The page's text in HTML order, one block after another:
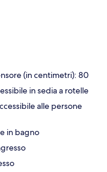
(in centimetri): 80
in sedia a rotelle
alle persone
in bagno